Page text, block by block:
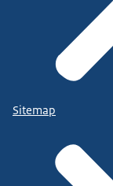
Sitemap